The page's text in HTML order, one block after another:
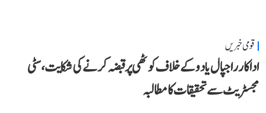
قومی خبریں
اداکار راجپال یادو کے خلاف کوٹھی پر قبضہ کرنے کی شکایت، سٹی
مجسٹریٹ سے تحقیقات کا مطالبہ